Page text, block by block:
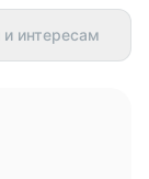
интересам